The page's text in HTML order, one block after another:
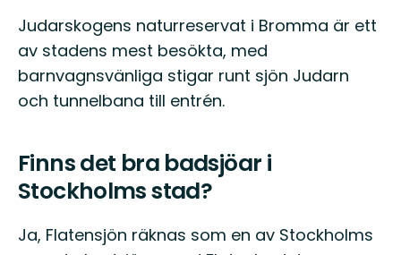
Judarskogens naturreservat i Bromma är ett
av stadens mest besökta, med
barnvagnsvänliga stigar runt sjön Judarn
och tunnelbana till entrén.
Finns det bra badsjöar i
Stockholms stad?
Ja, Flatensjön räknas som en av Stockholms